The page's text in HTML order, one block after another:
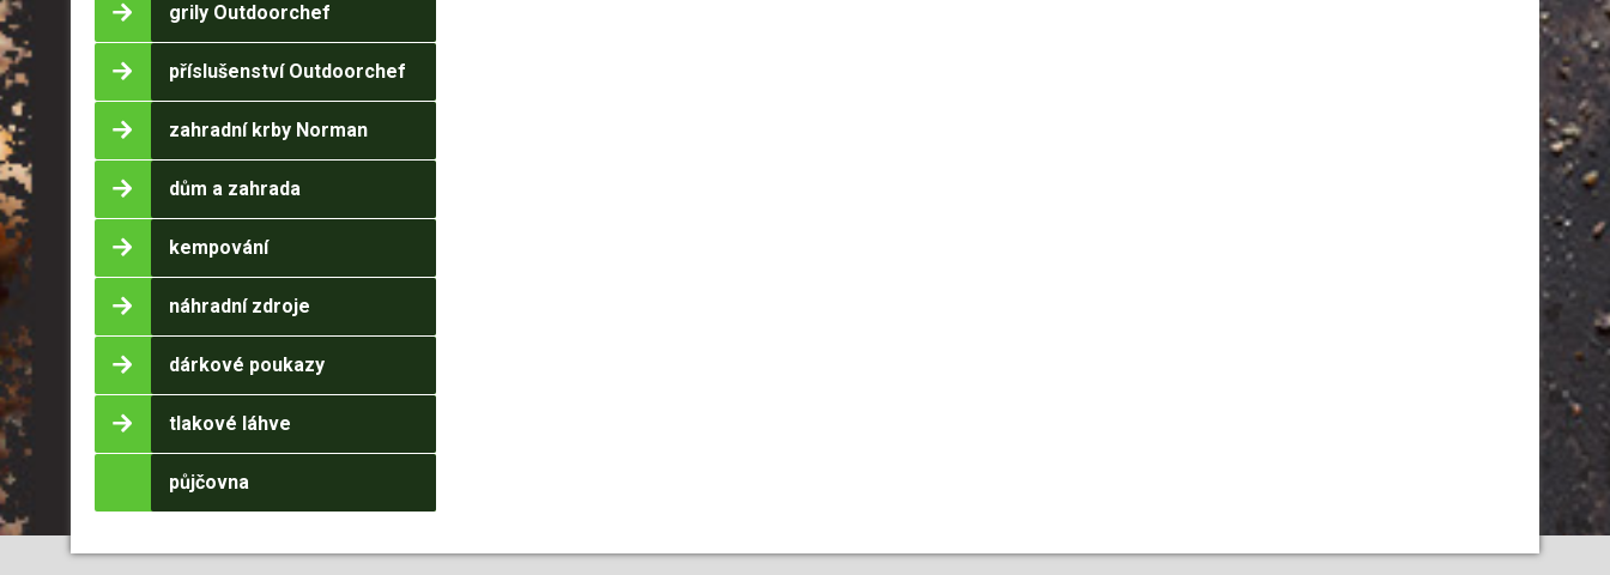
grily Outdoorchef
příslušenství Outdoorchef
zahradní krby Norman
dům a zahrada
kempování
náhradní zdroje
dárkové poukazy
tlakové láhve
půjčovna